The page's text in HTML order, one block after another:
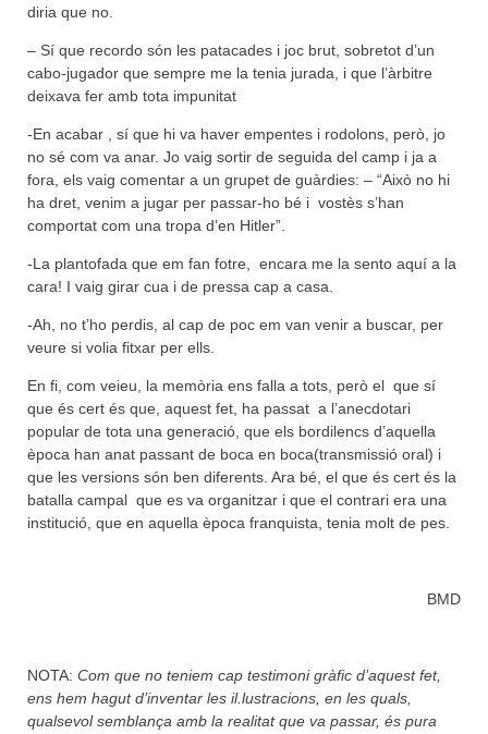
diria que no.
– Sí que recordo són les patacades i joc brut, sobretot d’un
cabo-jugador que sempre me la tenia jurada, i que l’àrbitre
deixava fer amb tota impunitat
-En acabar , sí que hi va haver empentes i rodolons, però, jo
no sé com va anar. Jo vaig sortir de seguida del camp i ja a
fora, els vaig comentar a un grupet de guàrdies: – “Això no hi
ha dret, venim a jugar per passar-ho bé i vostès s’han
comportat com una tropa d’en Hitler”.
-La plantofada que em fan fotre, encara me la sento aquí a la
cara! I vaig girar cua i de pressa cap a casa.
-Ah, no t’ho perdis, al cap de poc em van venir a buscar, per
veure si volia fitxar per ells.
En fi, com veieu, la memòria ens falla a tots, però el que sí
que és cert és que, aquest fet, ha passat a l’anecdotari
popular de tota una generació, que els bordilencs d’aquella
època han anat passant de boca en boca(transmissió oral) i
que les versions són ben diferents. Ara bé, el que és cert és la
batalla campal que es va organitzar i que el contrari era una
institució, que en aquella època franquista, tenia molt de pes.
BMD
NOTA: Com que no teniem cap testimoni gràfic d’aquest fet,
ens hem hagut d’inventar les il.lustracions, en les quals,
qualsevol semblança amb la realitat que va passar, és pura